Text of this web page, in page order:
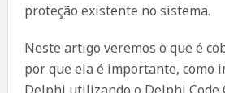
proteção existente no sistema.
Neste artigo veremos o que é
por que ela é importante, como